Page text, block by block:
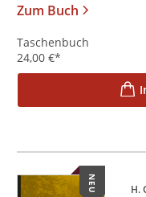
Zum Buch
Taschenbuch
24,00 €*
NEU H.